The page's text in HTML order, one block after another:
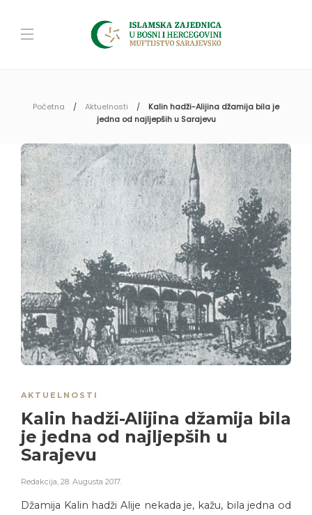
Početna Aktuelnosti
Kalin hadži-Alijina džamija bila je
jedna od najljepših u Sarajevu
AKTUELNOSTI
Kalin hadži-Alijina džamija bila
je jedna od najljepših u
Sarajevu
Redakcija 28. Augusta 2017.
Džamija Kalin hadži Alije nekada je, kažu, bila jedna od